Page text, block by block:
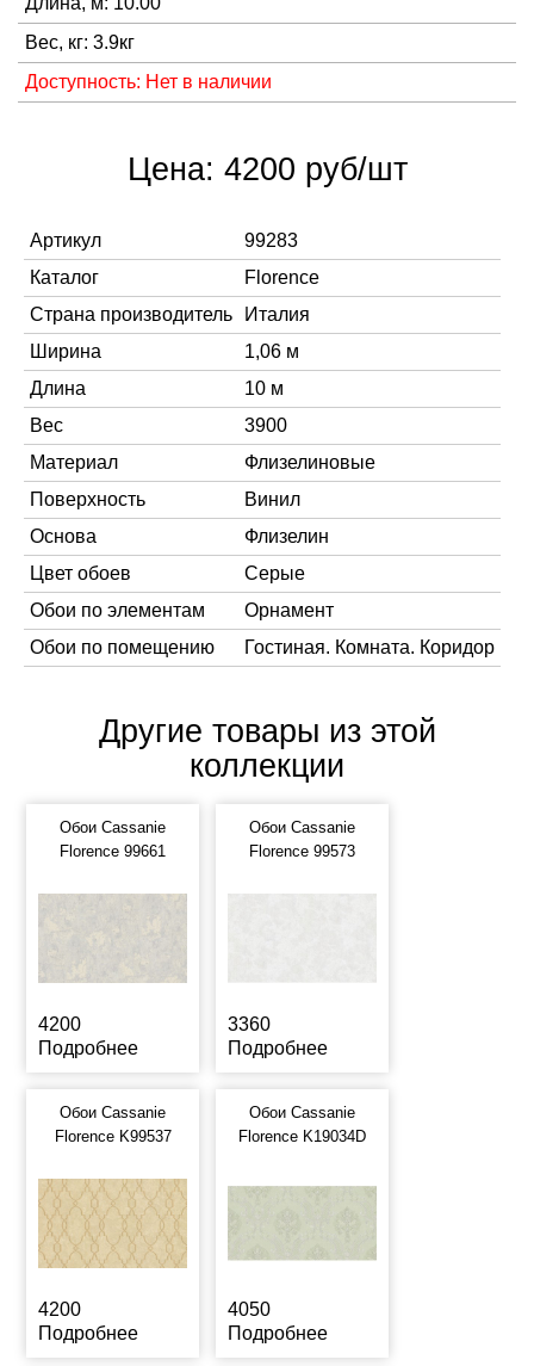
Вес, кг: 3.9кг
Доступность: Нет в наличии
Цена: 4200 руб/шт
Артикул
99283
Каталог
Florence
Страна производитель
Италия
Ширина
1,06 м
Длина
10 м
Вес
3900
Материал
Флизелиновые
Поверхность
Винил
Основа
Флизелин
Цвет обоев
Серые
Обои по элементам
Орнамент
Обои по помещению
Гостиная. Комната. Коридор
Другие товары из этой
коллекции
Обои Cassanie
Florence 99661
4200
Подробнее
Обои Cassanie
Florence 99573
3360
Подробнее
Обои Cassanie
Florence K99537
4200
Подробнее
Обои Cassanie
Florence K19034D
4050
Подробнее